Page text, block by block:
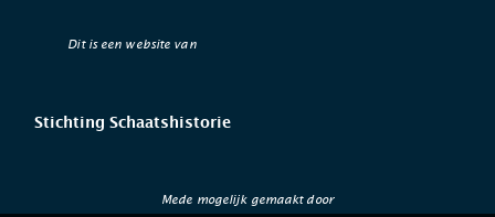
Dit is een website van
Stichting Schaatshistorie
Mede mogelijk gemaakt door